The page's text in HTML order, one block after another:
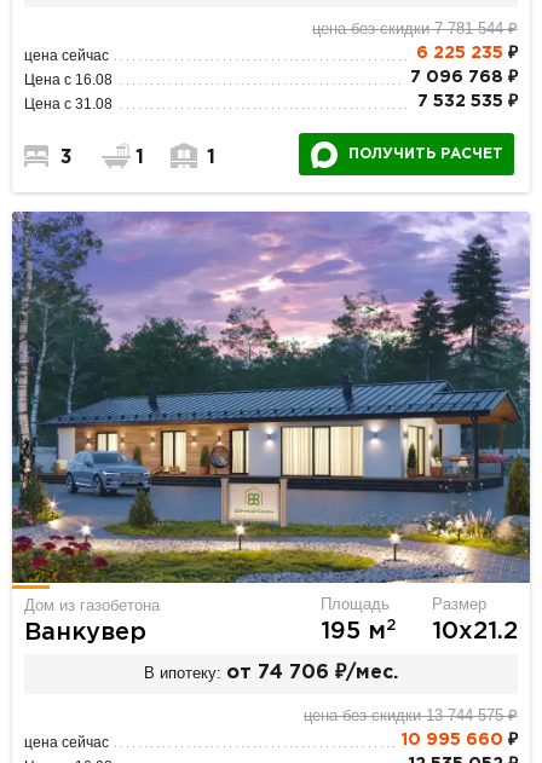
цена без скидки 7 781 544 ₽
цена сейчас 6 225 235 ₽
Цена с 16.08 7 096 768 ₽
Цена с 31.08 7 532 535 ₽
3 1 1 ПОЛУЧИТЬ РАСЧЕТ
Дом из газобетона
Ванкувер
Площадь
195 м2
Размер
10х21.2
В ипотеку: от 74 706 ₽/мес.
цена без скидки 13 744 575 ₽
цена сейчас 10 995 660 ₽